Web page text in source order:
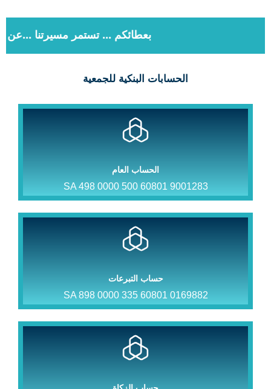
بعطائكم ... تستمر مسيرتنا...عن رسول
الحسابات البنكية للجمعية
الحساب العام
SA 498 0000 500 60801 9001283
حساب التبرعات
SA 898 0000 335 60801 0169882